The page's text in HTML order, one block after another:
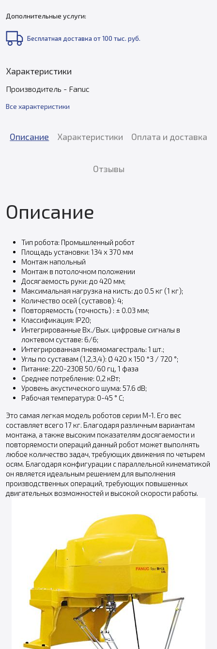
Дополнительные услуги:
Бесплатная доставка от 100 тыс. руб.
Характеристики
Производитель - Fanuc
Все характеристики
Описание Характеристики Оплата и доставка
Отзывы
Описание
Тип робота: Промышленный робот
Площадь установки: 134 x 370 мм
Монтаж напольный
Монтаж в потолочном положении
Досягаемость руки: до 420 мм;
Максимальная нагрузка на кисть: до 0.5 кг (1 кг);
Количество осей (cуставов): 4;
Повторяемость (точность) : ± 0.03 мм;
Классификация: IP20;
Интегрированные Вх./Вых. цифровые сигналы в
локтевом суставе: 6/6;
Интегрированная пневмомагестраль: 1 шт.;
Углы по суставам (1,2,3,4): Ø 420 x 150 *3 / 720 °;
Питание: 220-230В 50/60 гц, 1 фаза
Среднее потребление: 0,2 кВт;
Уровень акустического шума: 57.6 dB;
Рабочая температура: 0-45 ° C;
Это самая легкая модель роботов серии M-1. Его вес
составляет всего 17 кг. Благодаря различным вариантам
монтажа, а также высоким показателям досягаемости и
повторяемости операций данный робот может выполнять
любое количество задач, требующих движения по четырем
осям. Благодаря конфигурации с параллельной кинематикой
он является идеальным решением для выполнения
производственных операций, требующих повышенных
двигательных возможностей и высокой скорости работы.